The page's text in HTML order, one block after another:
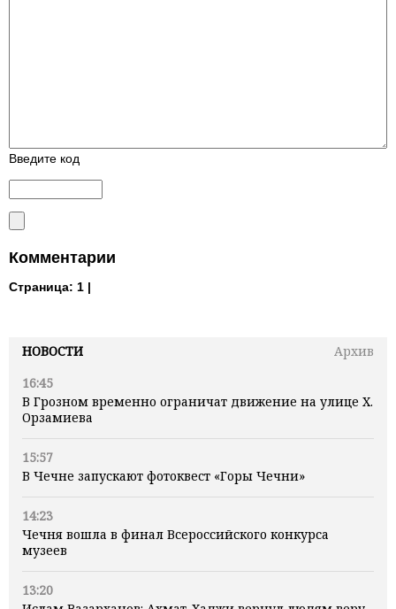
НОВОСТИ
Архив
16:45
В Грозном временно ограничат движение на улице Х.
Орзамиева
15:57
В Чечне запускают фотоквест «Горы Чечни»
14:23
Чечня вошла в финал Всероссийского конкурса
музеев
13:20
Введите код
Комментарии
Страница: 1 |